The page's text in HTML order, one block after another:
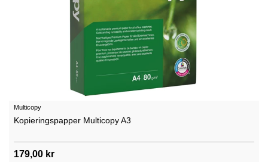
Multicopy
Kopieringspapper Multicopy A3
179,00 kr